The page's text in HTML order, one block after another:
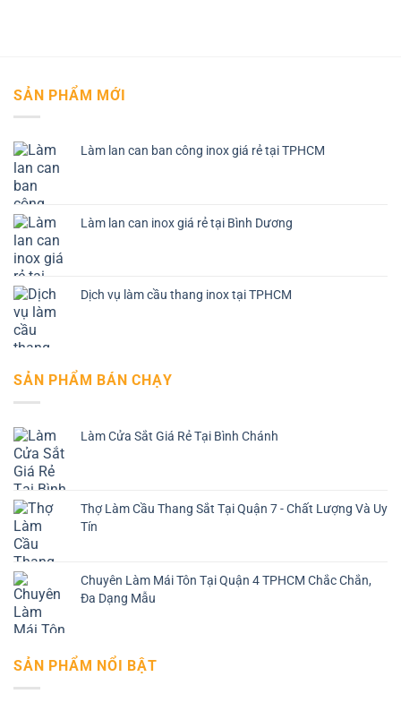
SẢN PHẨM MỚI
Làm lan can ban công inox giá rẻ tại TPHCM
Làm lan can inox giá rẻ tại Bình Dương
Dịch vụ làm cầu thang inox tại TPHCM
SẢN PHẨM BÁN CHẠY
Làm Cửa Sắt Giá Rẻ Tại Bình Chánh
Thợ Làm Cầu Thang Sắt Tại Quận 7 - Chất Lượng Và Uy
Tín
Chuyên Làm Mái Tôn Tại Quận 4 TPHCM Chắc Chắn,
Đa Dạng Mẫu
SẢN PHẨM NỔI BẬT